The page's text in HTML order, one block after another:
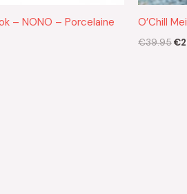
– NONO – Porcelaine O’Chill
€39.95€